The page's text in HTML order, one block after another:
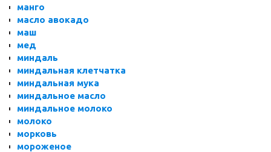
манго
масло авокадо
маш
мед
миндаль
миндальная клетчатка
миндальная мука
миндальное масло
миндальное молоко
молоко
морковь
мороженое